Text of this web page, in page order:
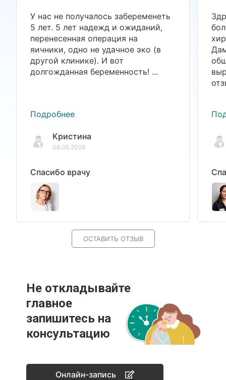
У нас не получалось забеременеть
5 лет. 5 лет надежд и ожиданий,
перенесенная операция на
яичники, одно не удачное эко (в
другой клинике). И вот
долгожданная беременность! ...
Подробнее
Кристина
08.05.2026
Спасибо врачу
ОСТАВИТЬ ОТЗЫВ
Не откладывайте
главное
запишитесь на
консультацию
Онлайн-запись